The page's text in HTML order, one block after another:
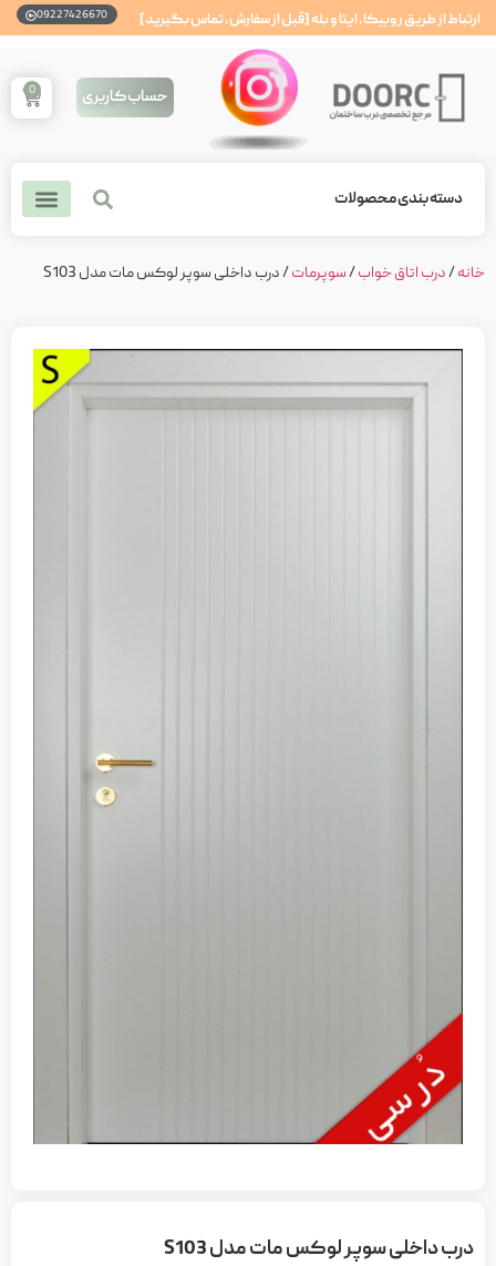
ارتباط از طریق روبیکا، ایتا و بله [قبل از سفارش، تماس بگیرید] 09227426670
حساب کاربری 0
دسته بندی محصولات
خانه/درب اتاق خواب/سوپرمات/ درب داخلی سوپر لوکس مات مدل S103
درب داخلی سوپر لوکس مات مدل S103